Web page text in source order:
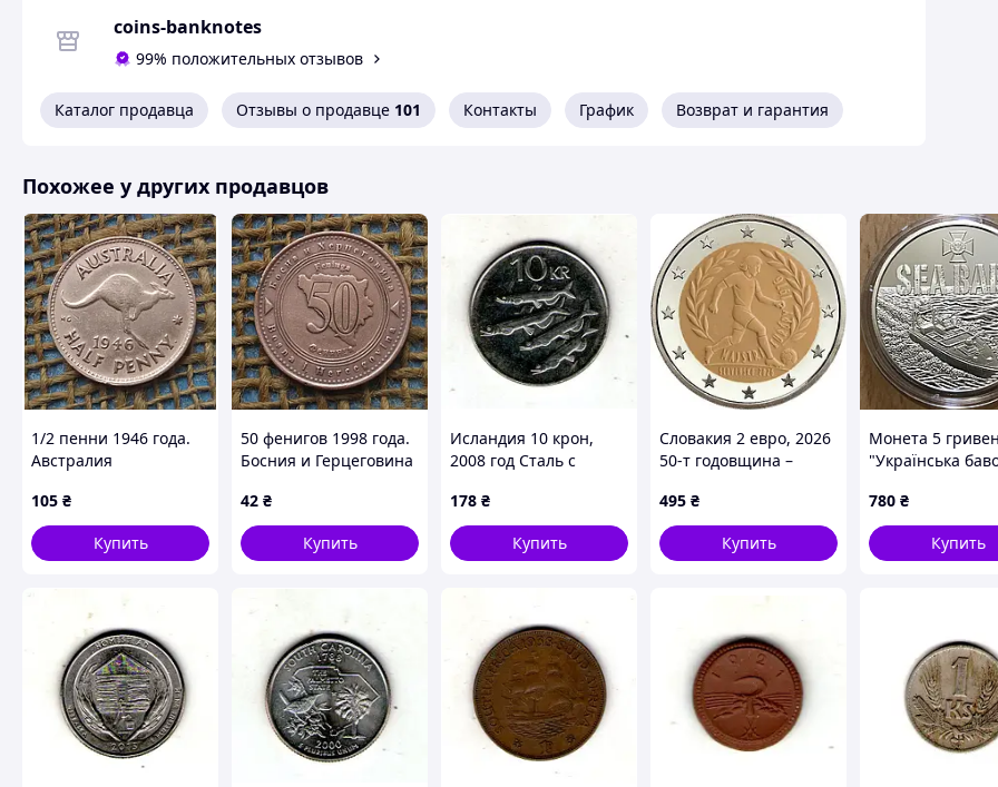
coins-banknotes
99% положительных отзывов
Каталог продавца Отзывы о продавце 101 Контакты График Возврат и гарантия
Похожее у других продавцов
1/2 пенни 1946 года.
Австралия
105 ₴
Купить
50 фенигов 1998 года.
Босния и Герцеговина
42 ₴
Купить
Исландия 10 крон,
2008 год Сталь с
покрытием, 7g, ø
27.5mm No558
178 ₴
Купить
Словакия 2 евро, 2026
50-т годовщина –
Чехословечестве по
футболу на
чемпионате Европы
495 ₴
Купить
Монета 5
"Українська
Baby""
780 ₴
Купить